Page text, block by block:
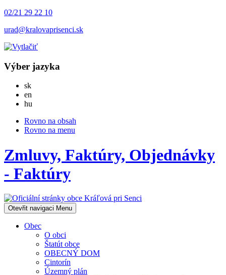
02/21 29 22 10
urad@kralovaprisenci.sk
Výber jazyka
skSlovensky
en
hu
Rovno na obsah
Rovno na menu
Zmluvy, Faktúry, Objednávky
- Faktúry
Otevřit navigaci Menu
Obec
O obci
Štatút obce
OBECNÝ DOM
Cintorín
Územný plán